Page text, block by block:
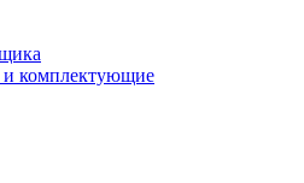
и комплектующие